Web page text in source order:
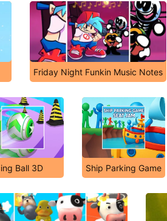
Friday Night Funkin Music Notes
Ball 3D Ship Parking Game